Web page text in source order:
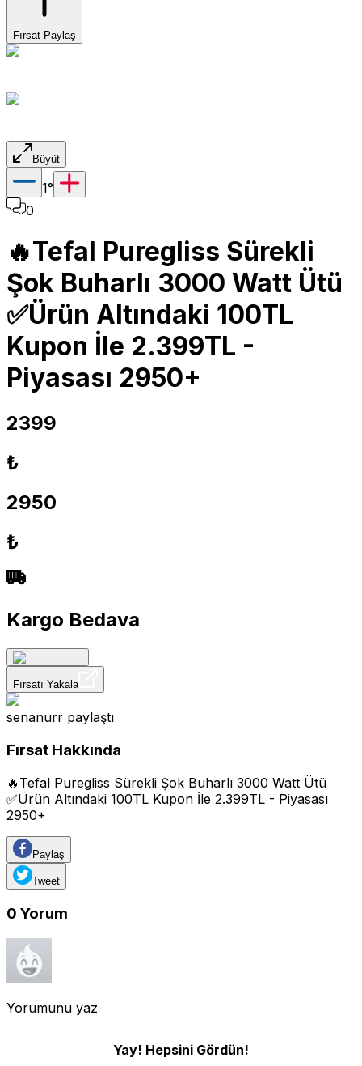
Fırsat Paylaş
Büyüt
1°
0
🔥Tefal Puregliss Sürekli
Şok Buharlı 3000 Watt Ütü
✅Ürün Altındaki 100TL
Kupon İle 2.399TL -
Piyasası 2950+
2399
₺
2950
₺
Kargo Bedava
Fırsatı Yakala
senanurr paylaştı
Fırsat Hakkında
🔥Tefal Puregliss Sürekli Şok Buharlı 3000 Watt Ütü
✅Ürün Altındaki 100TL Kupon İle 2.399TL - Piyasası
2950+
Paylaş
Tweet
0 Yorum
Yorumunu yaz
Yay! Hepsini Gördün!